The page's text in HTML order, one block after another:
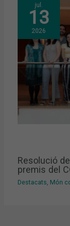
jul.
13
2026
Resolució
premis del
Destacats, Món